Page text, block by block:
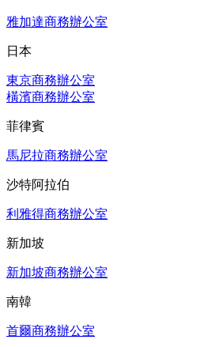
雅加達商務辦公室
日本
東京商務辦公室
橫濱商務辦公室
菲律賓
馬尼拉商務辦公室
沙特阿拉伯
利雅得商務辦公室
新加坡
新加坡商務辦公室
南韓
首爾商務辦公室